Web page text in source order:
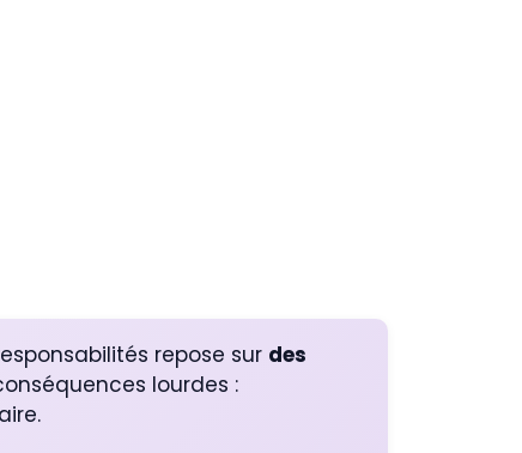
repose sur des
lourdes :